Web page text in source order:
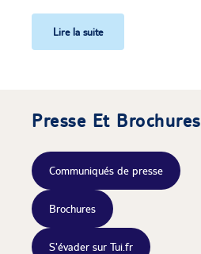
Lire la suite
Presse Et Brochures
Communiqués de presse
Brochures
S'évader sur Tui.fr